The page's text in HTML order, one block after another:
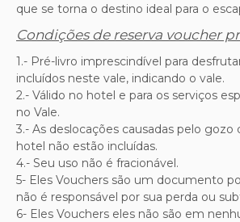
que se torna o destino ideal para o
Condições de reserva voucher
1.- Pré-livro imprescindível para
incluídos neste vale, indicando o vale.
2.- Válido no hotel e para os serviços
no Vale.
3.- As deslocações causadas pelo gozo
hotel não estão incluídas.
4.- Seu uso não é fracionável.
5- Eles Vouchers são um documento
não é responsável por sua perda ou
6- Eles Vouchers eles não são em